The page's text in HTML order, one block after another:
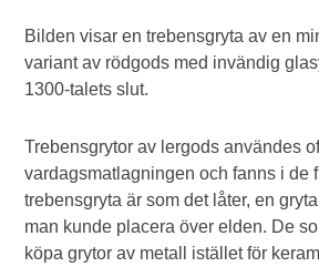
Bilden visar en trebensgryta av en
variant av rödgods med invändig
1300-talets slut.
Trebensgrytor av lergods användes
vardagsmatlagningen och fanns i de
trebensgryta är som det låter, en
man kunde placera över elden. De
köpa grytor av metall istället för